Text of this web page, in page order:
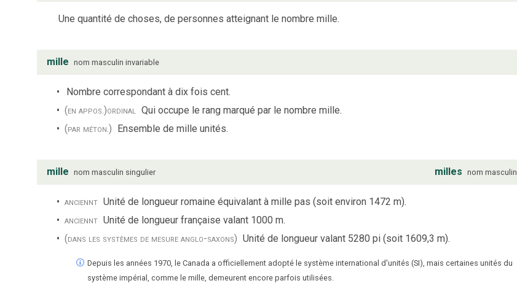
Une quantité de choses, de personnes atteignant le nombre mille.
mille nom masculin invariable
Nombre correspondant à dix fois cent.
(en appos.)ordinal Qui occupe le rang marqué par le nombre mille.
(par méton.) Ensemble de mille unités.
mille nom masculin singulier milles nom masculin
anciennt Unité de longueur romaine équivalant à mille pas (soit environ 1472 m).
anciennt Unité de longueur française valant 1000 m.
(dans les systèmes de mesure anglo-saxons) Unité de longueur valant 5280 pi (soit 1609,3 m).
Depuis les années 1970, le Canada a officiellement adopté le système international d'unités (SI), mais certaines unités du
système impérial, comme le mille, demeurent encore parfois utilisées.